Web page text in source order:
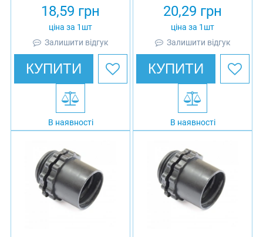
МВПнг, IP40
18,59 грн
ціна за 1шт
Залишити відгук
КУПИТИ
В наявності
МВПнг, IP40
20,29 грн
ціна за 1шт
Залишити відгук
КУПИТИ
В наявності